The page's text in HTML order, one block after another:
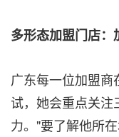
多形态加盟门店
广东每一位加盟
试，她会重点关
力。"要了解他所